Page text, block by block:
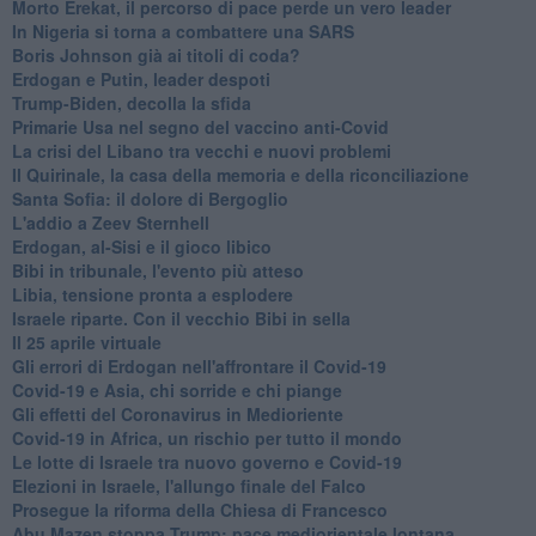
Morto Erekat, il percorso di pace perde un vero leader
In Nigeria si torna a combattere una SARS
Boris Johnson già ai titoli di coda?
Erdogan e Putin, leader despoti
Trump-Biden, decolla la sfida
Primarie Usa nel segno del vaccino anti-Covid
La crisi del Libano tra vecchi e nuovi problemi
Il Quirinale, la casa della memoria e della riconciliazione
Santa Sofia: il dolore di Bergoglio
L'addio a ​Zeev Sternhell
Erdogan, al-Sisi e il gioco libico
Bibi in tribunale, l'evento più atteso
Libia, tensione pronta a esplodere
Israele riparte. Con il vecchio Bibi in sella
Il 25 aprile virtuale
Gli errori di Erdogan nell'affrontare il Covid-19
Covid-19 e Asia, chi sorride e chi piange
Gli effetti del Coronavirus in Medioriente
Covid-19 in Africa, un rischio per tutto il mondo
Le lotte di Israele tra nuovo governo e Covid-19
Elezioni in Israele, l'allungo finale del Falco
Prosegue la riforma della Chiesa di Francesco